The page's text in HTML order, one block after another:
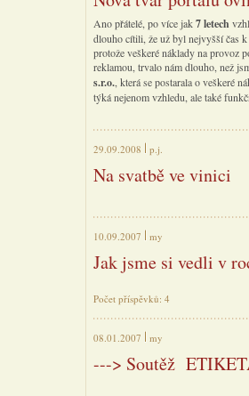
Ano přátelé, po více jak7 letech
dlouho cítili, že už byl nejvyšší čas
protože veškeré náklady na provoz
reklamou, trvalo nám dlouho, než
s.r.o. , která se postarala o veškeré
týká nejenom vzhledu, ale také
29.09.2008 p.j.
Na svatbě ve vinici
10.09.2007 my
Jak jsme si vedli v
Počet příspěvků: 4
08.01.2007 my
---> Soutěž